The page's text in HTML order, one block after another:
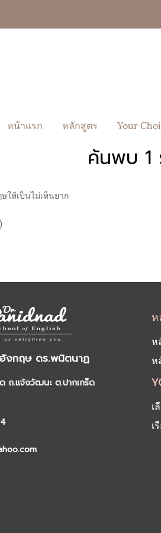
หน้าแรก หลักสูตร Your
ค้นพบ 1
ษให้เป็นไม่เห็นยาก
อังกฤษ ดร.พนิตนาฏ
ถ.แจ้งวัฒนะ ต.ปากเกร็ด
ห
ห
ห
เ
เ